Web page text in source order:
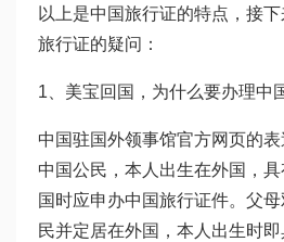
以上是中国旅行证的特点，接
旅行证的疑问：
1、美宝回国，为什么要办理中
中国驻国外领事馆官方网页的
中国公民，本人出生在外国，
国时应申办中国旅行证件。父
民并定居在外国，本人出生时